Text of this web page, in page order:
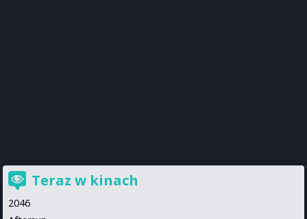
Teraz w kinach
2046